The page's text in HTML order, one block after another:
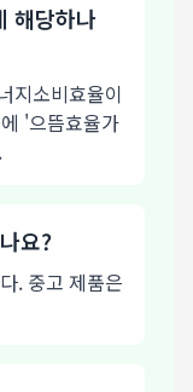
해당하나
지소비효율이
'으뜸효율가
요?
. 중고 제품은